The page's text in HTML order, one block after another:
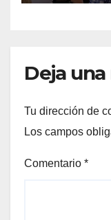
Deja
Tu dirección de
Los campos
Comentario *